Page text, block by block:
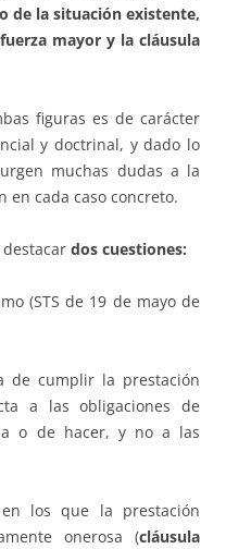
de la situación existente,
mayor y la cláusula
figuras es de carácter
y doctrinal, y dado lo
muchas dudas a la
en cada caso concreto.
dos cuestiones:
(STS de 19 de mayo de
de cumplir la prestación
a las obligaciones de
o de hacer, y no a las
los que la prestación
onerosa (cláusula